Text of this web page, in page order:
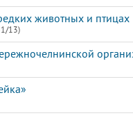
животных и
13)